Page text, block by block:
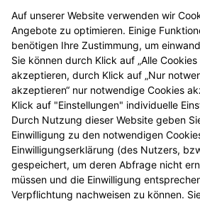
untere Gewichtsgrenze (kg)
obere Gewichtsgrenze (kg)
Bemerkungen
Auf unserer Website verwenden wir
Angebote zu optimieren. Einige
benötigen Ihre Zustimmung, um
Sie können durch Klick auf „Alle Cookies
akzeptieren, durch Klick auf „Nur
akzeptieren“ nur notwendige Cookies
Klick auf "Einstellungen" individuelle
Durch Nutzung dieser Website geben
Einwilligung zu den notwendigen
Einwilligungserklärung (des Nutzers,
gespeichert, um deren Abfrage nicht
müssen und die Einwilligung
Verpflichtung nachweisen zu können.